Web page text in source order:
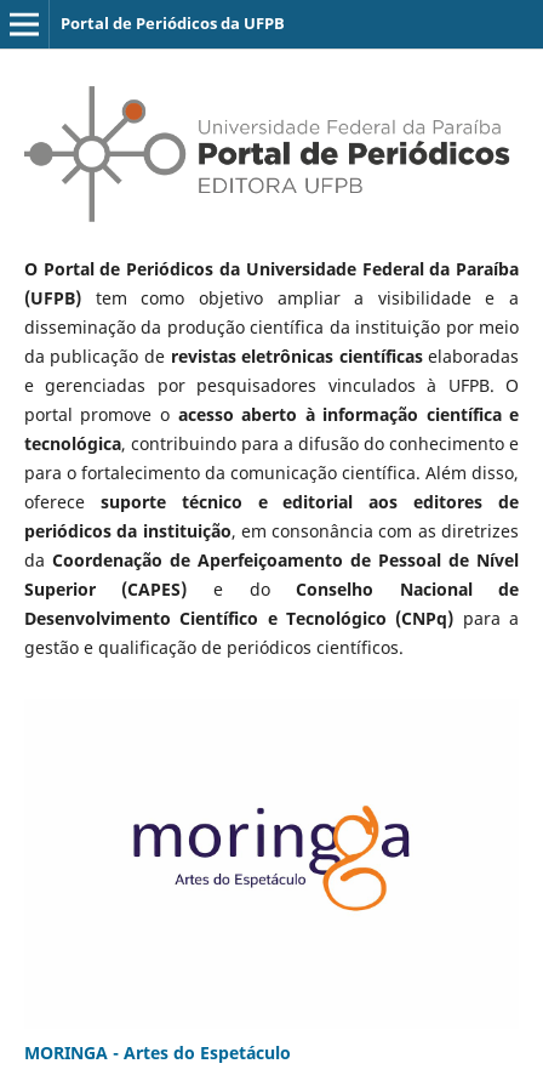
Portal de Periódicos da UFPB
O Portal de Periódicos da Universidade Federal da Paraíba
(UFPB)tem como objetivo ampliar a visibilidade e a
disseminação da produção científica da instituição por meio
da publicação de revistas eletrônicas científicaselaboradas
e gerenciadas por pesquisadores vinculados à UFPB. O
portal promove o acesso aberto à informação científica e
tecnológica, contribuindo para a difusão do conhecimento e
para o fortalecimento da comunicação científica. Além disso,
oferece suporte técnico e editorial aos editores de
periódicos da instituição, em consonância com as diretrizes
da Coordenação de Aperfeiçoamento de Pessoal de Nível
Superior (CAPES) e doConselho Nacional de
Desenvolvimento Científico e Tecnológico (CNPq) para a
gestão e qualificação de periódicos científicos.
MORINGA - Artes do Espetáculo